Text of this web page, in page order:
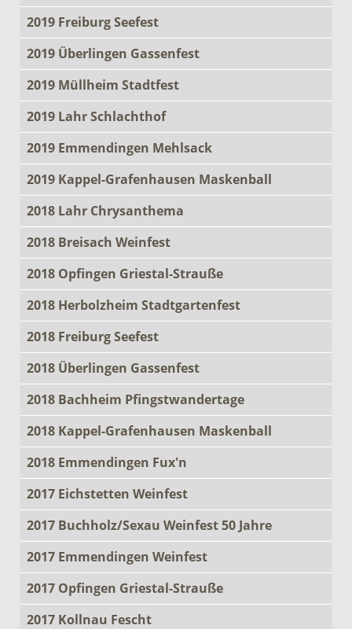
2019 Freiburg Seefest
2019 Überlingen Gassenfest
2019 Müllheim Stadtfest
2019 Lahr Schlachthof
2019 Emmendingen Mehlsack
2019 Kappel-Grafenhausen Maskenball
2018 Lahr Chrysanthema
2018 Breisach Weinfest
2018 Opfingen Griestal-Strauße
2018 Herbolzheim Stadtgartenfest
2018 Freiburg Seefest
2018 Überlingen Gassenfest
2018 Bachheim Pfingstwandertage
2018 Kappel-Grafenhausen Maskenball
2018 Emmendingen Fux'n
2017 Eichstetten Weinfest
2017 Buchholz/Sexau Weinfest 50 Jahre
2017 Emmendingen Weinfest
2017 Opfingen Griestal-Strauße
2017 Kollnau Fescht